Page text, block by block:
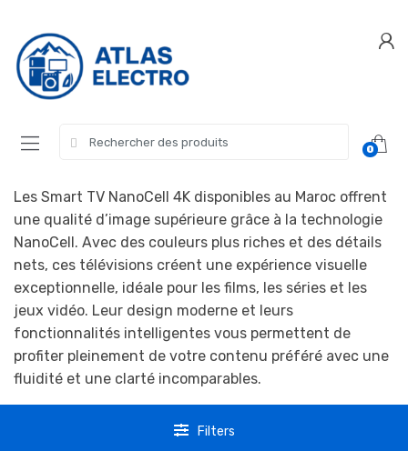
navigation
content
for:
0
Les Smart TV NanoCell 4K disponibles au Maroc offrent
une qualité d’image supérieure grâce à la technologie
NanoCell. Avec des couleurs plus riches et des détails
nets, ces télévisions créent une expérience visuelle
exceptionnelle, idéale pour les films, les séries et les
jeux vidéo. Leur design moderne et leurs
fonctionnalités intelligentes vous permettent de
profiter pleinement de votre contenu préféré avec une
fluidité et une clarté incomparables.
Filters